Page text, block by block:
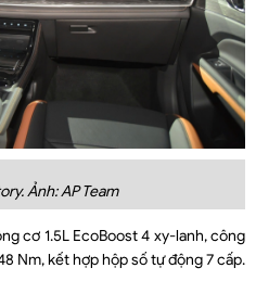
Ảnh: AP Team
cơ 1.5L EcoBoost 4 xy-lanh, công
Nm, kết hợp hộp số tự động 7 cấp.